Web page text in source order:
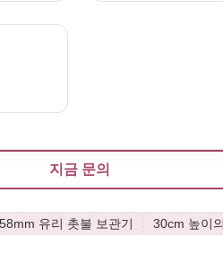
지금 문의
유리 촛불 보관기 30cm 높이